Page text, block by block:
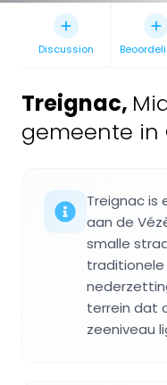
Discussion
Treignac,
gemeente in
Treignac is
aan de
smalle
traditionele
terrein dat
zeeniveau